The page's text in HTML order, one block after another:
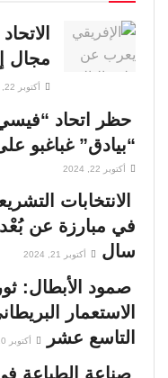
مجال
أكتوبر 22, 2024
حظر اتحاد
“بيادق” غباغبو
أكتوبر 22, 2024
الانتخابات
في مبارزة عن
سال
أكتوبر 21, 2024
صمود الأبطال:
الاستعمار
التاسع عشر
أكتوبر 20, 2024
صناعة الطباعة